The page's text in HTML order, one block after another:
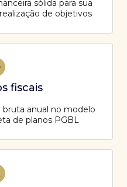
sólida para sua
de objetivos
fiscais
bruta anual no modelo
de planos PGBL